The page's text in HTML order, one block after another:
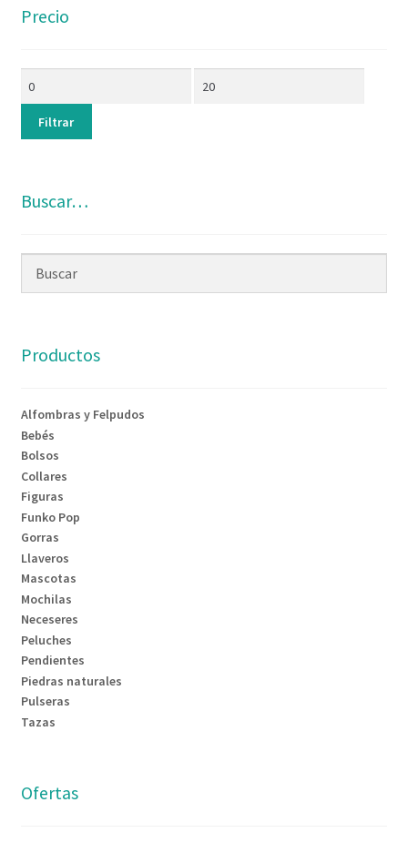
Precio
Filtrar
Buscar…
Productos
Alfombras y Felpudos
Bebés
Bolsos
Collares
Figuras
Funko Pop
Gorras
Llaveros
Mascotas
Mochilas
Neceseres
Peluches
Pendientes
Piedras naturales
Pulseras
Tazas
Ofertas